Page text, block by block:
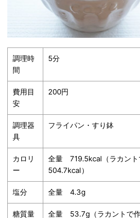
調理時
間
5分
費用目
安
200円
調理器
具
フライパン・すり鉢
カロリ
ー
全量 719.5kcal（ラカン
504.7kcal）
塩分 全量 4.3g
糖質量 全量 53.7g（ラカントで